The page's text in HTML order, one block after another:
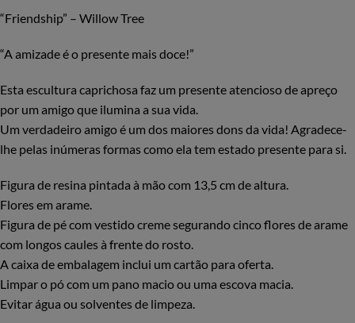
“Friendship” – Willow Tree
“A amizade é o presente mais doce!”
Esta escultura caprichosa faz um presente atencioso de apreço
por um amigo que ilumina a sua vida.
Um verdadeiro amigo é um dos maiores dons da vida! Agradece-
lhe pelas inúmeras formas como ela tem estado presente para si.
Figura de resina pintada à mão com 13,5 cm de altura.
Flores em arame.
Figura de pé com vestido creme segurando cinco flores de arame
com longos caules à frente do rosto.
A caixa de embalagem inclui um cartão para oferta.
Limpar o pó com um pano macio ou uma escova macia.
Evitar água ou solventes de limpeza.